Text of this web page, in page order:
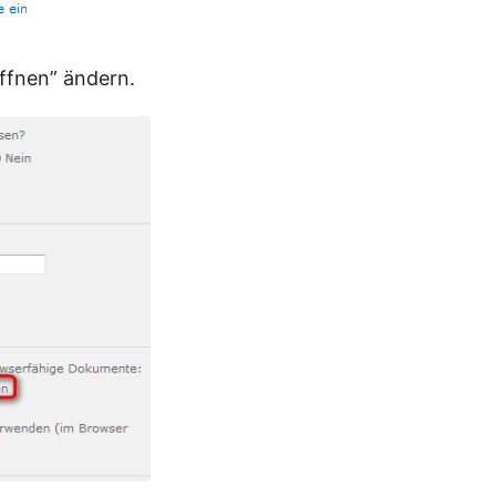
ändern.